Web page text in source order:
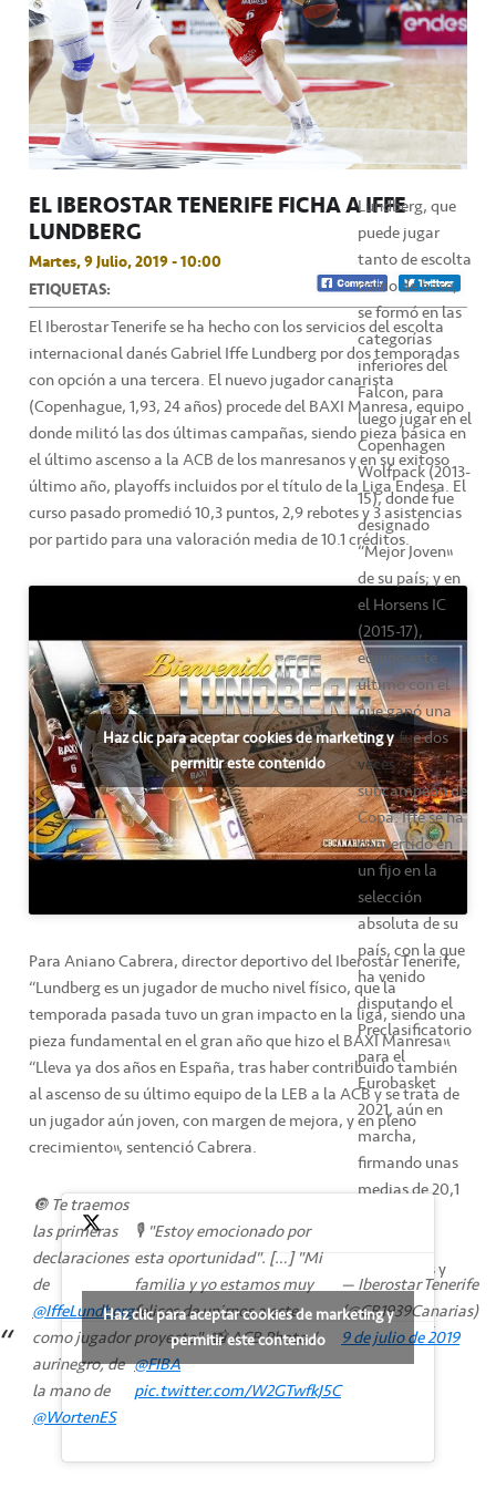
EL IBEROSTAR TENERIFE FICHA A IFFE
LUNDBERG
Martes, 9 Julio, 2019 - 10:00
ETIQUETAS:
El Iberostar Tenerife se ha hecho con los servicios del escolta
internacional danés Gabriel Iffe Lundberg por dos temporadas
con opción a una tercera. El nuevo jugador canarista
(Copenhague, 1,93, 24 años) procede del BAXI Manresa, equipo
donde militó las dos últimas campañas, siendo pieza básica en
el último ascenso a la ACB de los manresanos y en su exitoso
último año, playoffs incluidos por el título de la Liga Endesa. El
curso pasado promedió 10,3 puntos, 2,9 rebotes y 3 asistencias
por partido para una valoración media de 10.1 créditos.
Lundberg, que
puede jugar
tanto de escolta
como de base,
se formó en las
categorías
inferiores del
Falcon, para
luego jugar en el
Copenhagen
Wolfpack (2013-
15), donde fue
designado
“Mejor Joven”
de su país; y en
el Horsens IC
(2015-17),
equipo este
último con el
que ganó una
liga y fue dos
veces
subcampeón de
Copa. Iffe se ha
convertido en
un fijo en la
selección
absoluta de su
país, con la que
ha venido
disputando el
Preclasificatorio
para el
Eurobasket
2021, aún en
marcha,
firmando unas
medias de 20,1
asistencias y
20,3 de
valoración.
Haz clic para aceptar cookies de marketing y
permitir este contenido
Para Aniano Cabrera, director deportivo del Iberostar Tenerife,
“Lundberg es un jugador de mucho nivel físico, que la
temporada pasada tuvo un gran impacto en la liga, siendo una
pieza fundamental en el gran año que hizo el BAXI Manresa”.
“Lleva ya dos años en España, tras haber contribuido también
al ascenso de su último equipo de la LEB a la ACB y se trata de
un jugador aún joven, con margen de mejora, y en pleno
crecimiento”, sentenció Cabrera.
🔘 Te traemos
las primeras
declaraciones
de
@IffeLundberg
como jugador
aurinegro, de
la mano de
@WortenES
🎙️ "Estoy emocionado por
esta oportunidad". […] "Mi
familia y yo estamos muy
felices de unirnos a este
proyecto". 📸 ACB Photo /
@FIBA
pic.twitter.com/W2GTwfkJ5C
— Iberostar Tenerife
(@CB1939Canarias)
9 de julio de 2019
Haz clic para aceptar cookies de marketing y
permitir este contenido